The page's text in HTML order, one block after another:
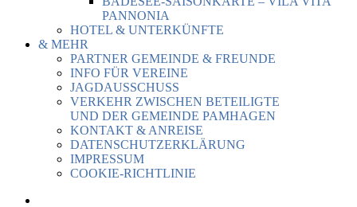
PANNONIA
HOTEL & UNTERKÜNFTE
& MEHR
PARTNER GEMEINDE & FREUNDE
INFO FÜR VEREINE
JAGDAUSSCHUSS
VERKEHR ZWISCHEN BETEILIGTE
UND DER GEMEINDE PAMHAGEN
KONTAKT & ANREISE
DATENSCHUTZERKLÄRUNG
IMPRESSUM
COOKIE-RICHTLINIE